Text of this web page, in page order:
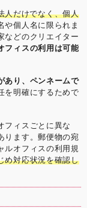
人だけでなく、個人
や個人名に限られま
などのクリエイター
フィスの利用は可能
あり、ペンネームで
を明確にするためで
フィスごとに異な
ります。郵便物の宛
ルオフィスの利用規
め対応状況を確認し